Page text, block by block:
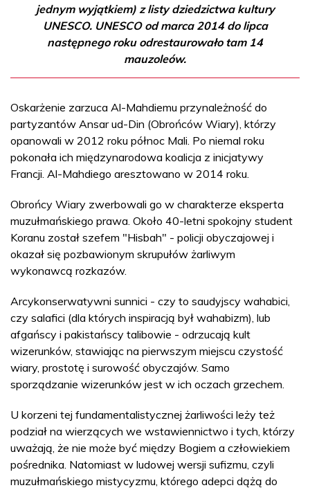
jednym wyjątkiem) z listy dziedzictwa kultury
UNESCO. UNESCO od marca 2014 do lipca
następnego roku odrestaurowało tam 14
mauzoleów.
Oskarżenie zarzuca Al-Mahdiemu przynależność do
partyzantów Ansar ud-Din (Obrońców Wiary), którzy
opanowali w 2012 roku północ Mali. Po niemal roku
pokonała ich międzynarodowa koalicja z inicjatywy
Francji. Al-Mahdiego aresztowano w 2014 roku.
Obrońcy Wiary zwerbowali go w charakterze eksperta
muzułmańskiego prawa. Około 40-letni spokojny student
Koranu został szefem "Hisbah" - policji obyczajowej i
okazał się pozbawionym skrupułów żarliwym
wykonawcą rozkazów.
Arcykonserwatywni sunnici - czy to saudyjscy wahabici,
czy salafici (dla których inspiracją był wahabizm), lub
afgańscy i pakistańscy talibowie - odrzucają kult
wizerunków, stawiając na pierwszym miejscu czystość
wiary, prostotę i surowość obyczajów. Samo
sporządzanie wizerunków jest w ich oczach grzechem.
U korzeni tej fundamentalistycznej żarliwości leży też
podział na wierzących we wstawiennictwo i tych, którzy
uważają, że nie może być między Bogiem a człowiekiem
pośrednika. Natomiast w ludowej wersji sufizmu, czyli
muzułmańskiego mistycyzmu, którego adepci dążą do